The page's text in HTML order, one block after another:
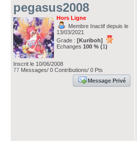
pegasus2008
Hors Ligne
Membre Inactif depuis le
13/03/2021
Grade : [Kuriboh]
Echanges 100 % (1)
Inscrit le 10/06/2008
77 Messages/ 0 Contributions/ 0 Pts
Message Privé